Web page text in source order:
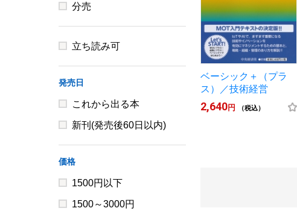
ベーシック＋（プラ
ス）／技術経営
2,640円 （税込）
分売
立ち読み可
発売日
これから出る本
新刊(発売後60日以内)
価格
1500円以下
1500～3000円